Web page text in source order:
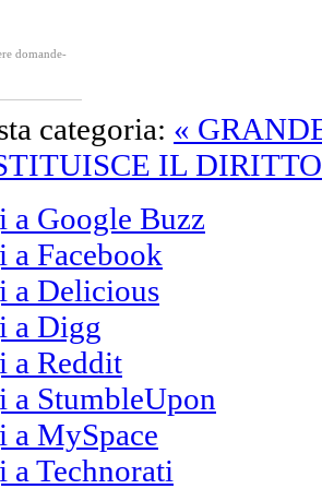
domande-
categoria: «
IL
a Google Buzz
a Facebook
a Delicious
a Digg
a Reddit
a StumbleUpon
a MySpace
a Technorati